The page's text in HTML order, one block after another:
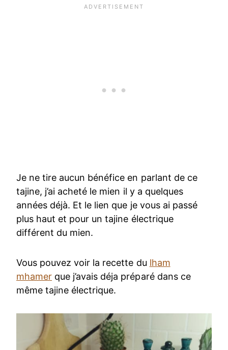
Je ne tire aucun bénéfice en parlant de ce
tajine, j’ai acheté le mien il y a quelques
années déjà. Et le lien que je vous ai passé
plus haut et pour un tajine électrique
différent du mien.
Vous pouvez voir la recette du lham
mhamer que j’avais déja préparé dans ce
même tajine électrique.